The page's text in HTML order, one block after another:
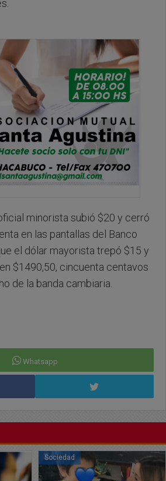
minorista subió $20 y cerró
en las pantallas del Banco
el dólar mayorista trepó $15 y
$1490,50, cincuenta centavos
de la banda cambiaria.
Whatsapp
Sociedad